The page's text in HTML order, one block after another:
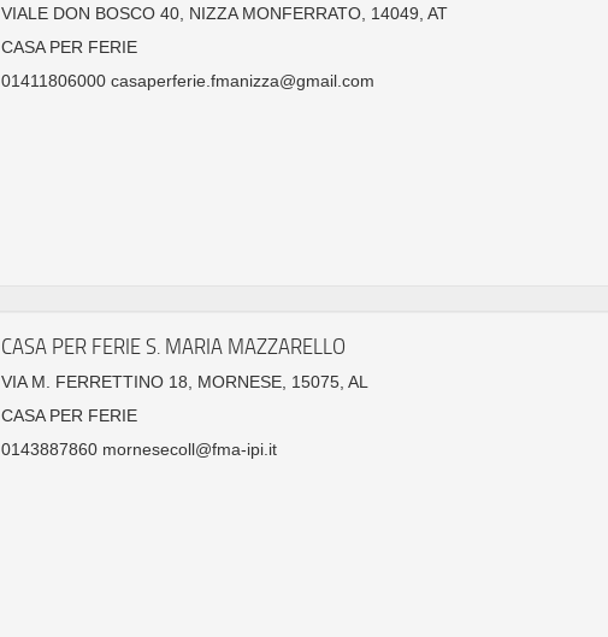
VIALE DON BOSCO 40, NIZZA MONFERRATO, 14049, AT
CASA PER FERIE
01411806000 casaperferie.fmanizza@gmail.com
CASA PER FERIE S. MARIA MAZZARELLO
VIA M. FERRETTINO 18, MORNESE, 15075, AL
CASA PER FERIE
0143887860 mornesecoll@fma-ipi.it